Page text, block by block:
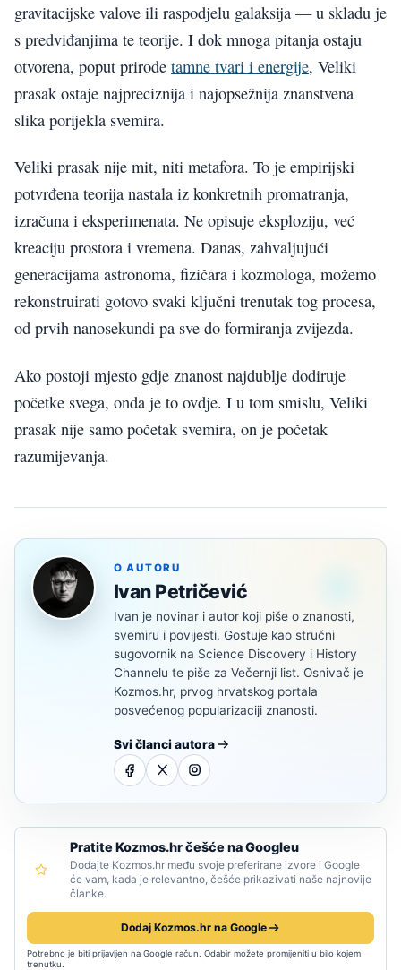
gravitacijske valove ili raspodjelu galaksija — u skladu je
s predviđanjima te teorije. I dok mnoga pitanja ostaju
otvorena, poput prirode tamne tvari i energije, Veliki
prasak ostaje najpreciznija i najopsežnija znanstvena
slika porijekla svemira.
Veliki prasak nije mit, niti metafora. To je empirijski
potvrđena teorija nastala iz konkretnih promatranja,
izračuna i eksperimenata. Ne opisuje eksploziju, već
kreaciju prostora i vremena. Danas, zahvaljujući
generacijama astronoma, fizičara i kozmologa, možemo
rekonstruirati gotovo svaki ključni trenutak tog procesa,
od prvih nanosekundi pa sve do formiranja zvijezda.
Ako postoji mjesto gdje znanost najdublje dodiruje
početke svega, onda je to ovdje. I u tom smislu, Veliki
prasak nije samo početak svemira, on je početak
razumijevanja.
O AUTORU
Ivan Petričević
Ivan je novinar i autor koji piše o znanosti,
svemiru i povijesti. Gostuje kao stručni
sugovornik na Science Discovery i History
Channelu te piše za Večernji list. Osnivač je
Kozmos.hr, prvog hrvatskog portala
posvećenog popularizaciji znanosti.
Svi članci autora
Pratite Kozmos.hr češće na Googleu
Dodajte Kozmos.hr među svoje preferirane izvore i Google
će vam, kada je relevantno, češće prikazivati naše najnovije
članke.
Dodaj Kozmos.hr na Google
Potrebno je biti prijavljen na Google račun. Odabir možete promijeniti u bilo kojem
trenutku.